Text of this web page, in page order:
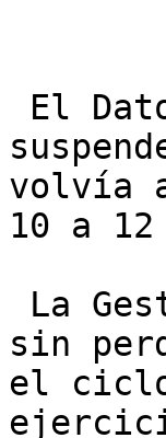
volvía
10 a
sin
el ciclo